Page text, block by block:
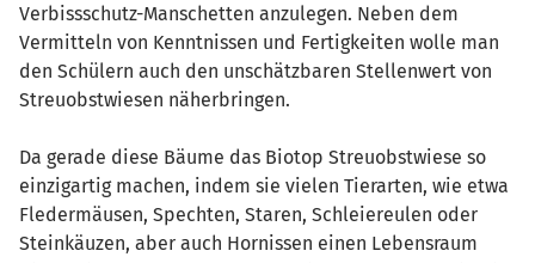
Verbissschutz-Manschetten anzulegen. Neben dem
Vermitteln von Kenntnissen und Fertigkeiten wolle man
den Schülern auch den unschätzbaren Stellenwert von
Streuobstwiesen näherbringen.
Da gerade diese Bäume das Biotop Streuobstwiese so
einzigartig machen, indem sie vielen Tierarten, wie etwa
Fledermäusen, Spechten, Staren, Schleiereulen oder
Steinkäuzen, aber auch Hornissen einen Lebensraum